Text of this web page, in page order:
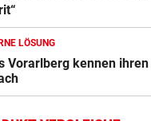
LÖSUNG
Vorarlberg kennen
Vergleich
Vergleich